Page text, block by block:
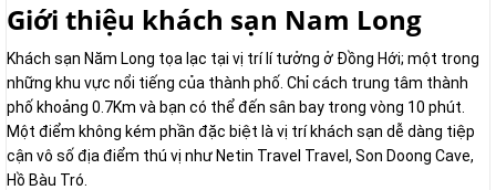
Giới thiệu khách sạn Nam Long
Khách sạn Năm Long tọa lạc tại vị trí lí tưởng ở Đồng Hới; một trong
những khu vực nổi tiếng của thành phố. Chỉ cách trung tâm thành
phố khoảng 0.7Km và bạn có thể đến sân bay trong vòng 10 phút.
Một điểm không kém phần đặc biệt là vị trí khách sạn dễ dàng tiệp
cận vô số địa điểm thú vị như Netin Travel Travel, Son Doong Cave,
Hồ Bàu Tró.